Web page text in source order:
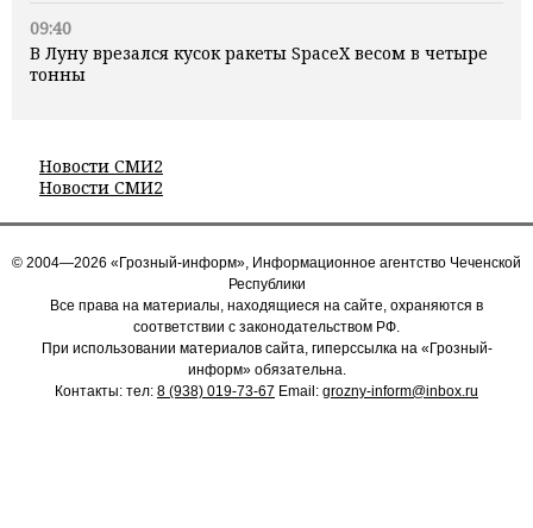
09:40
В Луну врезался кусок ракеты SpaceX весом в четыре
тонны
Новости СМИ2
Новости СМИ2
© 2004—2026 «Грозный-информ», Информационное агентство Чеченской
Республики
Все права на материалы, находящиеся на сайте, охраняются в
соответствии с законодательством РФ.
При использовании материалов сайта, гиперссылка на «Грозный-
информ» обязательна.
Контакты: тел: 8 (938) 019-73-67 Email: grozny-inform@inbox.ru